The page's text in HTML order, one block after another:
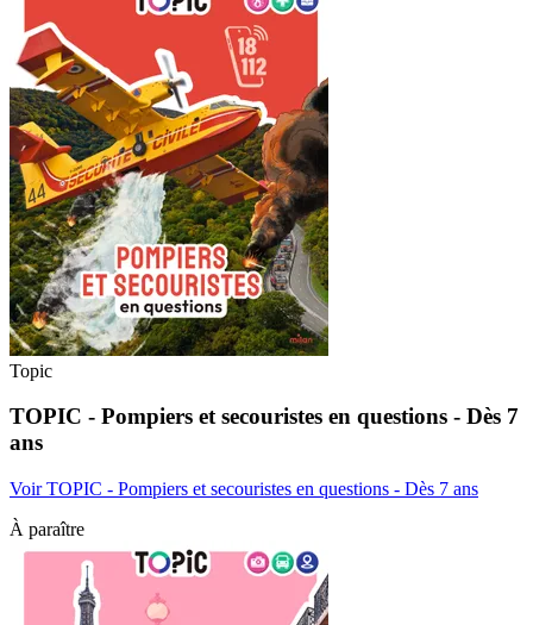
Topic
TOPIC - Pompiers et secouristes en questions - Dès 7
ans
Voir TOPIC - Pompiers et secouristes en questions - Dès 7 ans
À paraître